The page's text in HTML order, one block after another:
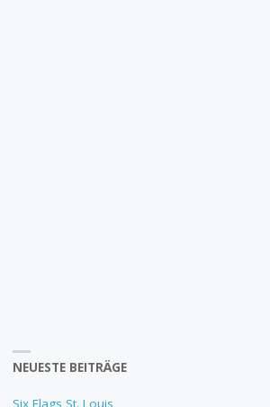
NEUESTE BEITRÄGE
Six Flags St. Louis